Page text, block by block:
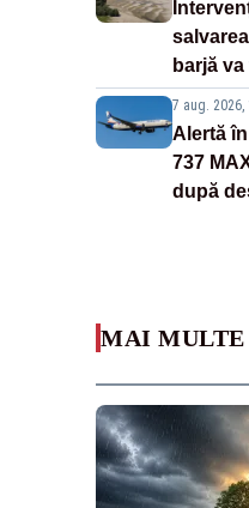
barjă
7 aug. 2026,
Alertă
737
după
MAI